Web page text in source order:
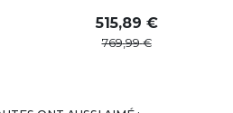
515,89
769,99